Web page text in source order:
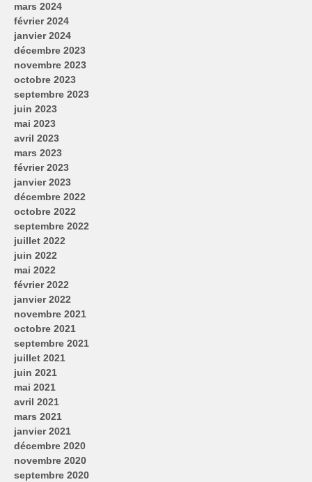
mars 2024
février 2024
janvier 2024
décembre 2023
novembre 2023
octobre 2023
septembre 2023
juin 2023
mai 2023
avril 2023
mars 2023
février 2023
janvier 2023
décembre 2022
octobre 2022
septembre 2022
juillet 2022
juin 2022
mai 2022
février 2022
janvier 2022
novembre 2021
octobre 2021
septembre 2021
juillet 2021
juin 2021
mai 2021
avril 2021
mars 2021
janvier 2021
décembre 2020
novembre 2020
septembre 2020